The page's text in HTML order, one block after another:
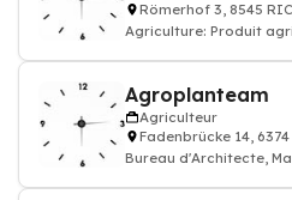
Römerhof 3, 8545
Agriculture: Produit
Agroplanteam
Agriculteur
Fadenbrücke 14, 6374
Bureau d'Architecte,